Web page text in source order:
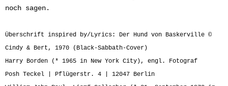
noch sagen.
Überschrift inspired by/Lyrics: Der Hund von Baskerville ©
Cindy & Bert, 1970 (Black-Sabbath-Cover)
Harry Borden (* 1965 in New York City), engl. Fotograf
Posh Teckel | Pflügerstr. 4 | 12047 Berlin